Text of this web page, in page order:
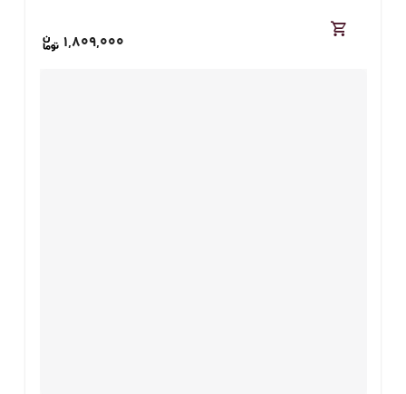
1,809,000